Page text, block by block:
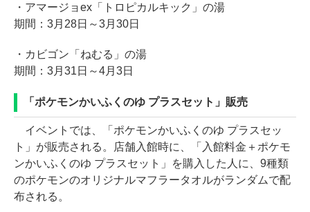
・アマージョex「トロピカルキック」の湯
期間：3月28日～3月30日
・カビゴン「ねむる」の湯
期間：3月31日～4月3日
「ポケモンかいふくのゆ プラスセット」販売
イベントでは、「ポケモンかいふくのゆ プラスセッ
ト」が販売される。店舗入館時に、「入館料金＋ポケモ
ンかいふくのゆ プラスセット」を購入した人に、9種類
のポケモンのオリジナルマフラータオルがランダムで配
布される。